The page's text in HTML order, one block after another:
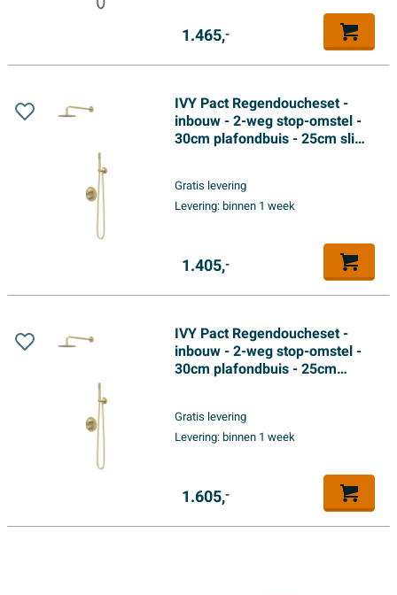
1.465,-
IVY Pact Regendoucheset -
inbouw - 2-weg stop-omstel -
30cm plafondbuis - 25cm slim
doucheslang - satin spray
handdouche - Geborsteld mat
Gratis levering
Levering:binnen 1 week
1.405,-
IVY Pact Regendoucheset -
inbouw - 2-weg stop-omstel -
30cm plafondbuis - 25cm
doucheslang - satin spray
handdouche - Geborsteld mat
Gratis levering
Levering:binnen 1 week
1.605,-